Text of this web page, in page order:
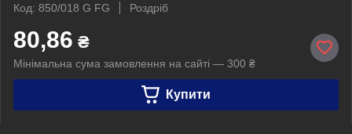
Код: 850/018 G FG
Роздріб
80,86 ₴
Мінімальна сума замовлення на сайті — 300 ₴
Купити